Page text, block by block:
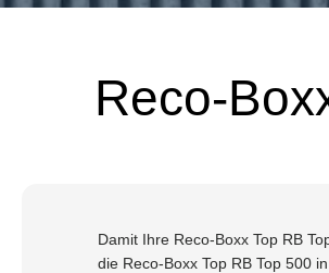
Reco-
Damit Ihre Reco-Boxx Top RB
die Reco-Boxx Top RB Top 500